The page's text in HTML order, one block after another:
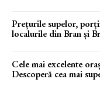
Prețurile supelor,
localurile din Bran și
Cele mai excelente
Descoperă cea mai